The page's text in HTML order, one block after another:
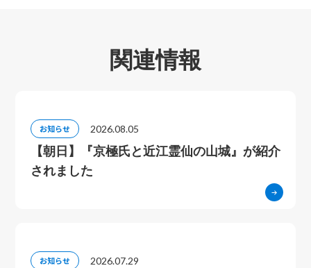
関連情報
お知らせ 2026.08.05
【朝日】『京極氏と近江霊仙の山城』が紹介
されました
お知らせ 2026.07.29